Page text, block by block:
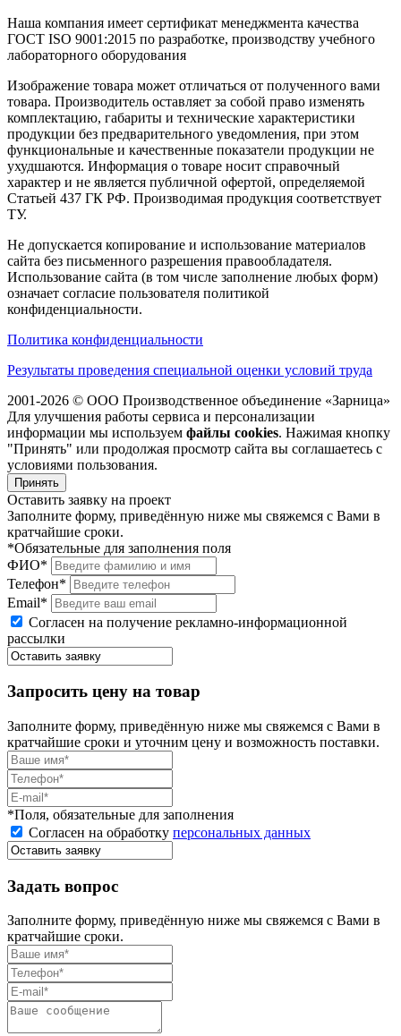
Наша компания имеет сертификат менеджмента качества
ГОСТ ISO 9001:2015 по разработке, производству учебного
лабораторного оборудования
Изображение товара может отличаться от полученного вами
товара. Производитель оставляет за собой право изменять
комплектацию, габариты и технические характеристики
продукции без предварительного уведомления, при этом
функциональные и качественные показатели продукции не
ухудшаются. Информация о товаре носит справочный
характер и не является публичной офертой, определяемой
Статьей 437 ГК РФ. Производимая продукция соответствует
ТУ.
Не допускается копирование и использование материалов
сайта без письменного разрешения правообладателя.
Использование сайта (в том числе заполнение любых форм)
означает согласие пользователя политикой
конфиденциальности.
Политика конфиденциальности
Результаты проведения специальной оценки условий труда
2001-2026 © ООО Производственное объединение «Зарница»
Для улучшения работы сервиса и персонализации
информации мы используем файлы cookies. Нажимая кнопку
"Принять" или продолжая просмотр сайта вы соглашаетесь с
условиями пользования.
Принять
Оставить заявку на проект
Заполните форму, приведённую ниже мы свяжемся с Вами в
кратчайшие сроки.
*Обязательные для заполнения поля
ФИО*
Телефон*
Email*
Согласен на получение рекламно-информационной
рассылки
Запросить цену на товар
Заполните форму, приведённую ниже мы свяжемся с Вами в
кратчайшие сроки и уточним цену и возможность поставки.
*Поля, обязательные для заполнения
Согласен на обработку персональных данных
Задать вопрос
Заполните форму, приведённую ниже мы свяжемся с Вами в
кратчайшие сроки.